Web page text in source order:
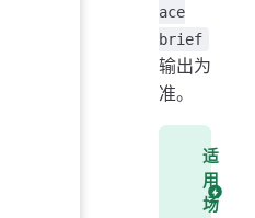
ace
brief
输出为
准。
适
用
场